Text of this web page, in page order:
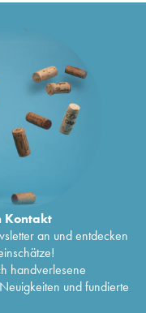
Kontakt
an und entdecken
handverlesene
und fundierte